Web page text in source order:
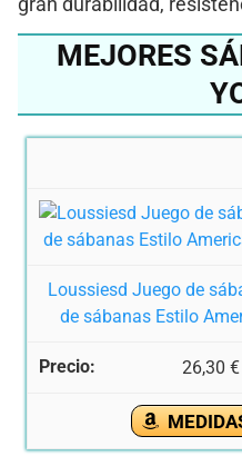
MEJORES
Loussiesd Juego de
de sábanas Estilo
26,30 €